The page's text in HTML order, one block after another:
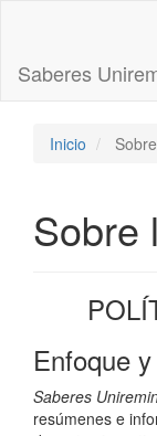
principal
Barra
Saberes
Inicio
Sobre
Enfoque
Saberes
resúmenes e